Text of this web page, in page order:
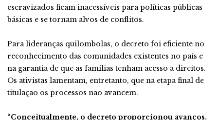
escravizados ficam inacessíveis para políticas públicas
básicas e se tornam alvos de conflitos.
Para lideranças quilombolas, o decreto foi eficiente no
reconhecimento das comunidades existentes no país e
na garantia de que as famílias tenham acesso a direitos.
Os ativistas lamentam, entretanto, que na etapa final de
titulação os processos não avancem.
“Conceitualmente, o decreto proporcionou avanços.